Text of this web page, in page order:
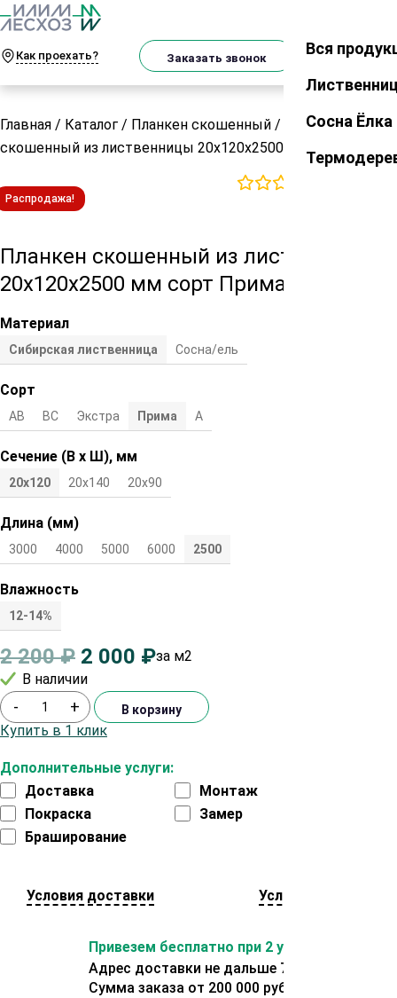
Как проехать? Заказать звонок Закрыть
Вся
Сосна Ёлка
Главная / Каталог / Планкен скошенный /
Планкен
скошенный из лиственницы 20х120х2500 мм сорт Прима
Распродажа!
Планкен скошенный из лиственницы
20х120х2500 мм сорт Прима
Материал
Сибирская лиственница Сосна/ель
Сорт
АВ ВС Экстра Прима А
Сечение (В х Ш), мм
20х120 20х140 20х90
Длина (мм)
3000 4000 5000 6000 2500
Влажность
12-14%
2 200₽ 2 000 ₽за м2
В наличии
Дополнительные услуги:
Доставка
Монтаж
Покраска
Замер
Браширование
- + В корзину
Купить в 1 клик
Условия доставки Условия оплаты
Привезем бесплатно при 2 условиях:
Адрес доставки не дальше 70 км от склада.
Сумма заказа от 200 000 рублей.